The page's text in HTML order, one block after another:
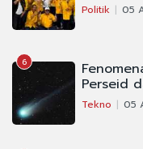
Politik 05
6
Perseid
Tekno 05